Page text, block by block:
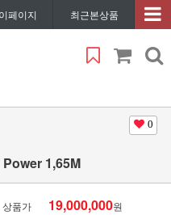
페이지 최근본상품
0
1,65M
상품가 19,000,000원